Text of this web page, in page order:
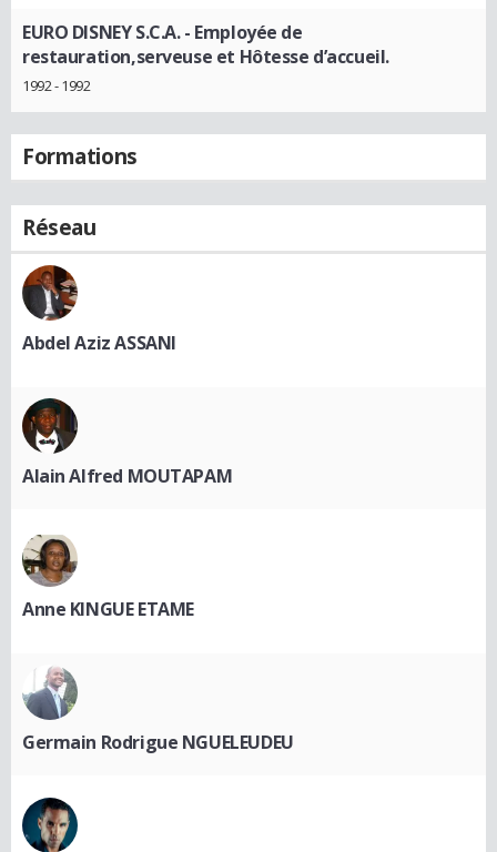
EURO DISNEY S.C.A.- Employée de
restauration,serveuse et Hôtesse d’accueil.
1992 - 1992
Formations
Réseau
Abdel Aziz ASSANI
Alain Alfred MOUTAPAM
Anne KINGUE ETAME
Germain Rodrigue NGUELEUDEU